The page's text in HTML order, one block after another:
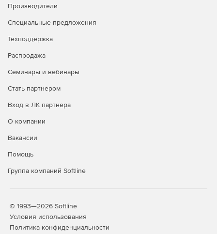
Задание общего процента выполнения по всей смете
Графическое отображение закрытия по каждой
Дополнительные возможности
Редактор стандартных сметных отчетов.
Фильтр во всех справочниках.
Автоматический расчет массы строительного мусора
Производители
Специальные предложения
Техподдержка
Распродажа
Семинары и вебинары
Стать партнером
Вход в ЛК партнера
О компании
Вакансии
Помощь
Группа компаний Softline
© 1993—2026 Softline
Условия использования
Политика конфиденциальности